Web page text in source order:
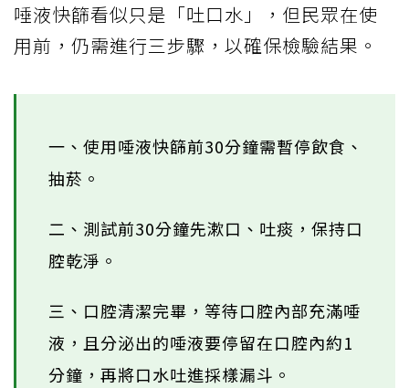
唾液快篩看似只是「吐口水」，但民眾在使
用前，仍需進行三步驟，以確保檢驗結果。
一、使用唾液快篩前30分鐘需暫停飲食、
抽菸。
二、測試前30分鐘先漱口、吐痰，保持口
腔乾淨。
三、口腔清潔完畢，等待口腔內部充滿唾
液，且分泌出的唾液要停留在口腔內約1
分鐘，再將口水吐進採樣漏斗。